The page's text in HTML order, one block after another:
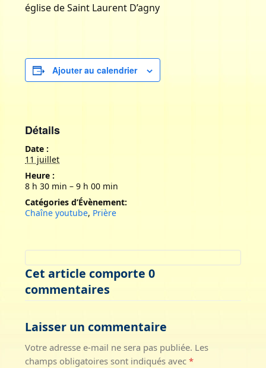
église de Saint Laurent D’agny
Ajouter au calendrier
Détails
Date :
11 juillet
Heure :
8 h 30 min – 9 h 00 min
Catégories d’Évènement:
Chaîne youtube, Prière
Cet article comporte 0
commentaires
Laisser un commentaire
Votre adresse e-mail ne sera pas publiée. Les
champs obligatoires sont indiqués avec*